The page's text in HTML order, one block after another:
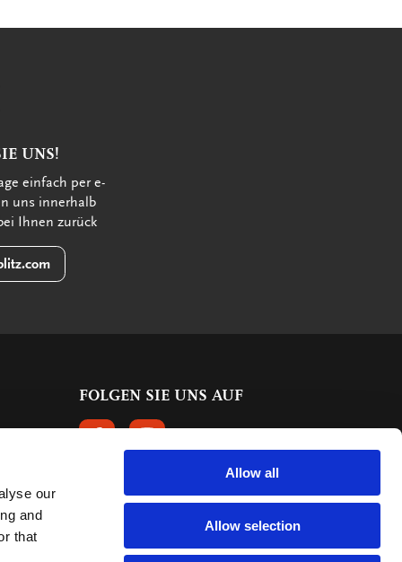
our
and
that
Allow all
Allow selection
UNS!
einfach per e-
uns innerhalb
Ihnen zurück
FOLGEN SIE UNS AUF
FOLGEN SIE UNS AUF FACEBOOK
FOLGEN SIE UNS AUF INSTAGRAM
KUNDENBEWERTUNGEN